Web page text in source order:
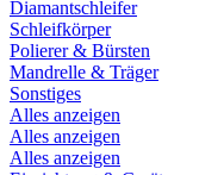
Diamantschleifer
Schleifkörper
Polierer & Bürsten
Mandrelle & Träger
Sonstiges
Alles anzeigen
Alles anzeigen
Alles anzeigen